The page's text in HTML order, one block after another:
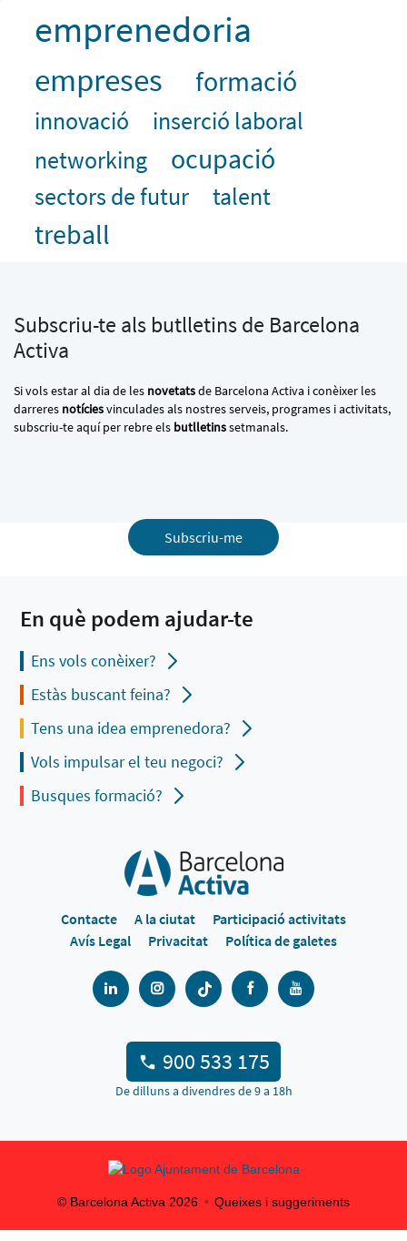
emprenedoria
empreses formació
innovació
inserció laboral
networking
ocupació
sectors de futur talent
treball
Subscriu-te als butlletins de Barcelona
Activa
Si vols estar al dia de les novetatsde Barcelona Activa i conèixer les
darreres notíciesvinculades als nostres serveis, programes i activitats,
subscriu-te aquí per rebre els butlletinssetmanals.
Subscriu-me
En què podem ajudar-te
Ens vols conèixer?
Estàs buscant feina?
Tens una idea emprenedora?
Vols impulsar el teu negoci?
Busques formació?
Contacte A la ciutat
Participació activitats
Avís Legal
Privacitat Política de galetes
900 533 175
De dilluns a divendres de 9 a 18h
© Barcelona Activa 2026 Queixes i suggeriments